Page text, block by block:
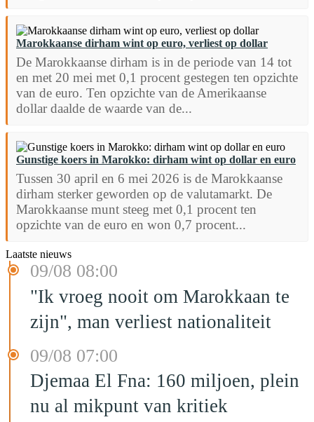
Marokkaanse dirham wint op euro, verliest op dollar
De Marokkaanse dirham is in de periode van 14 tot
en met 20 mei met 0,1 procent gestegen ten opzichte
van de euro. Ten opzichte van de Amerikaanse
dollar daalde de waarde van de...
Gunstige koers in Marokko: dirham wint op dollar en euro
Tussen 30 april en 6 mei 2026 is de Marokkaanse
dirham sterker geworden op de valutamarkt. De
Marokkaanse munt steeg met 0,1 procent ten
opzichte van de euro en won 0,7 procent...
Laatste nieuws
09/08 08:00
"Ik vroeg nooit om Marokkaan te
zijn", man verliest nationaliteit
09/08 07:00
Djemaa El Fna: 160 miljoen, plein
nu al mikpunt van kritiek